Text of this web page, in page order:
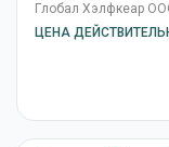
Глобал Хэлфкеар
ЦЕНА